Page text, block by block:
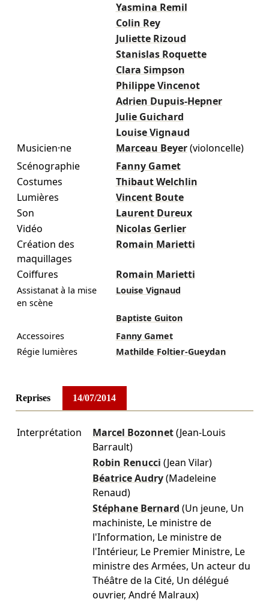
Yasmina Remil
Colin Rey
Juliette Rizoud
Stanislas Roquette
Clara Simpson
Philippe Vincenot
Adrien Dupuis-Hepner
Julie Guichard
Louise Vignaud
Musicien·ne
Marceau Beyer (violoncelle)
Scénographie
Fanny Gamet
Costumes
Thibaut Welchlin
Lumières
Vincent Boute
Son
Laurent Dureux
Vidéo
Nicolas Gerlier
Création des
maquillages
Romain Marietti
Coiffures Romain Marietti
Assistanat à la mise
en scène
Louise Vignaud
Baptiste Guiton
Accessoires
Fanny Gamet
Régie lumières
Mathilde Foltier-Gueydan
Reprises 14/07/2014
Interprétation Marcel Bozonnet (Jean-Louis
Barrault)
Robin Renucci (Jean Vilar)
Béatrice Audry (Madeleine
Renaud)
Stéphane Bernard (Un jeune, Un
machiniste, Le ministre de
l'Information, Le ministre de
l'Intérieur, Le Premier Ministre, Le
ministre des Armées, Un acteur du
Théâtre de la Cité, Un délégué
ouvrier, André Malraux)